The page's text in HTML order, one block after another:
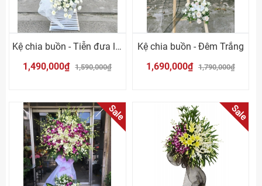
Kệ chia buồn - Tiễn đưa lần cuối
1,490,000₫ 1,590,000₫
Kệ chia buồn - Đêm Trắng
1,690,000₫ 1,790,000₫
Sale Sale